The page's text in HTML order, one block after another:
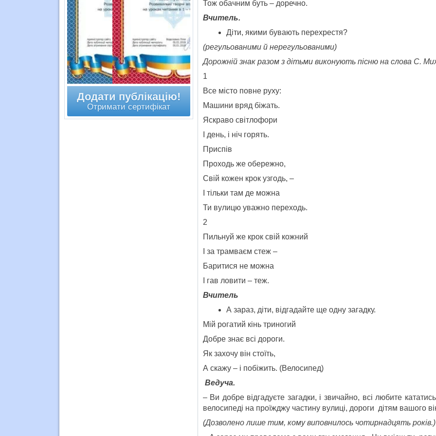
Тож обачним буть – доречно.
Вчитель.
Діти, якими бувають перехрестя?
(регульованими й нерегульованими)
Дорожній знак разом з дітьми виконують пісню на слова С.
1
Все місто повне руху:
Машини вряд біжать.
Яскраво світлофори
І день, і ніч горять.
Приспів
Проходь же обережно,
Свій кожен крок узгодь, –
І тільки там де можна
Ти вулицю уважно переходь.
2
Пильнуй же крок свій кожний
І за трамваєм стеж –
Баритися не можна
І гав ловити – теж.
Вчитель
А зараз, дiти, вiдгадайте ще одну загадку.
Мiй рогатий кiнь триногий
Добре знає всi дороги.
Як захочу вiн стоїть,
А скажу – i побiжить. (Велосипед)
Ведуча.
– Ви добре вiдгадуєте загадки, i звичайно, всi любите
велосипедi на проїжджу частину вулицi, дороги дітям вашого
(Дозволено лише тим, кому виповнилось чотирнадцять рокiв.)
Додати публікацію!
Отримати сертифікат